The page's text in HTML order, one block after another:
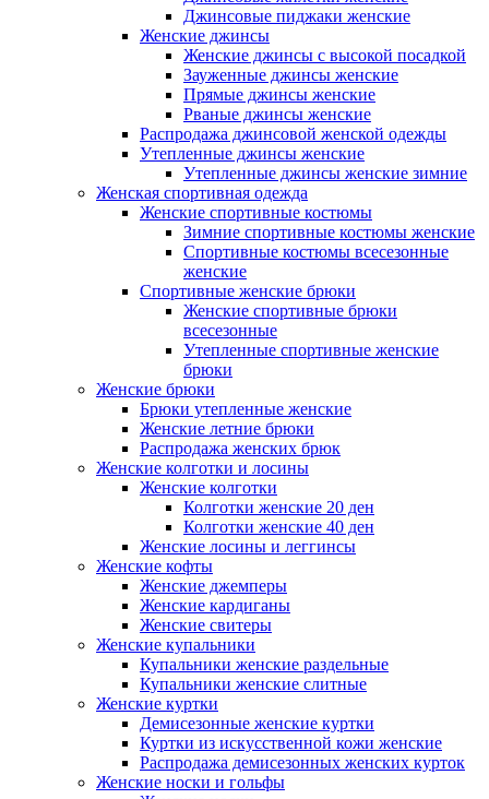
Джинсовые пиджаки женские
Женские джинсы
Женские джинсы с высокой посадкой
Зауженные джинсы женские
Прямые джинсы женские
Рваные джинсы женские
Распродажа джинсовой женской одежды
Утепленные джинсы женские
Утепленные джинсы женские зимние
Женская спортивная одежда
Женские спортивные костюмы
Зимние спортивные костюмы женские
Спортивные костюмы всесезонные
женские
Спортивные женские брюки
Женские спортивные брюки
всесезонные
Утепленные спортивные женские
брюки
Женские брюки
Брюки утепленные женские
Женские летние брюки
Распродажа женских брюк
Женские колготки и лосины
Женские колготки
Колготки женские 20 ден
Колготки женские 40 ден
Женские лосины и леггинсы
Женские кофты
Женские джемперы
Женские кардиганы
Женские свитеры
Женские купальники
Купальники женские раздельные
Купальники женские слитные
Женские куртки
Демисезонные женские куртки
Куртки из искусственной кожи женские
Распродажа демисезонных женских курток
Женские носки и гольфы